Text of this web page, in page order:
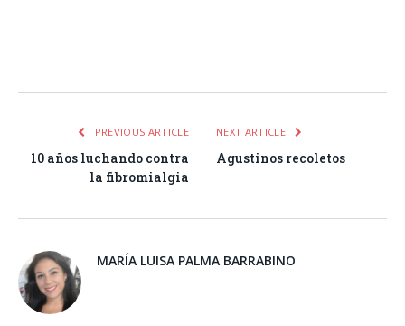
PREVIOUS ARTICLE
10 años luchando contra
la fibromialgia
NEXT ARTICLE
Agustinos recoletos
MARÍA LUISA PALMA BARRABINO